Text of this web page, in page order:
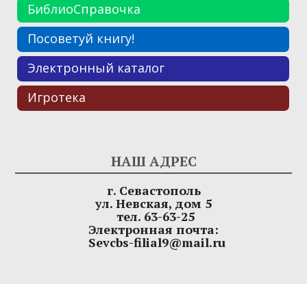
БиблиоСправочка
Посоветуй книгу!
Электронный каталог
Игротека
НАШ АДРЕС
г. Севастополь
ул. Невская, дом 5
тел. 63-63-25
Электронная почта:
Sevcbs-filial9@mail.ru